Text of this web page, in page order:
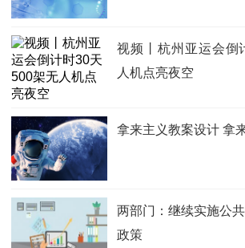
视频丨杭州亚运会倒
人机点亮夜空
拿来主义教案设计 拿
两部门：继续实施公
政策